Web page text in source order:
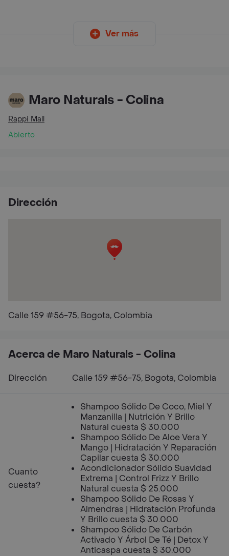
Ver más
Maro Naturals - Colina
Rappi Mall
Abierto
Dirección
Calle 159 #56-75, Bogota, Colombia
Acerca de Maro Naturals - Colina
Dirección Calle 159 #56-75, Bogota, Colombia
Cuanto
cuesta?
Shampoo Sólido De Coco, Miel Y
Manzanilla | Nutrición Y Brillo
Natural cuesta $ 30.000
Shampoo Sólido De Aloe Vera Y
Mango | Hidratación Y Reparación
Capilar cuesta $ 30.000
Acondicionador Sólido Suavidad
Extrema | Control Frizz Y Brillo
Natural cuesta $ 25.000
Shampoo Sólido De Rosas Y
Almendras | Hidratación Profunda
Y Brillo cuesta $ 30.000
Shampoo Sólido De Carbón
Activado Y Árbol De Té | Detox Y
Anticaspa cuesta $ 30.000